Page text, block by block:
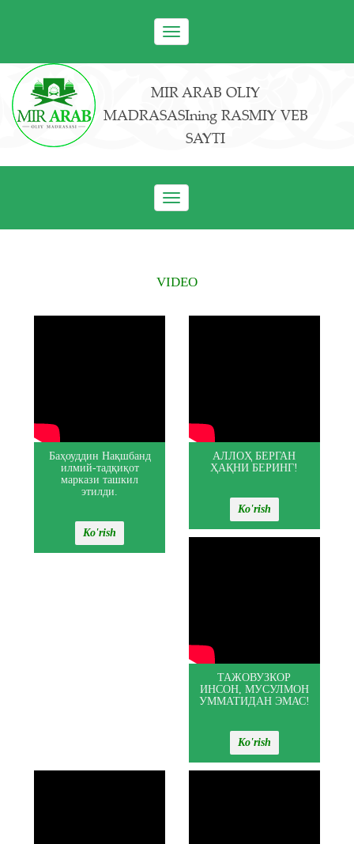
Toggle
navigation
MIR ARAB OLIY
MADRASASIning RASMIY VEB
SAYTI
Toggle
navigation
VIDEO
Баҳоуддин Нақшбанд
илмий-тадқиқот
маркази ташкил
этилди.
Ko'rish
АЛЛОҲ БЕРГАН
ҲАҚНИ БЕРИНГ!
Ko'rish
ТАЖОВУЗКОР
ИНСОН, МУСУЛМОН
УММАТИДАН ЭМАС!
Ko'rish